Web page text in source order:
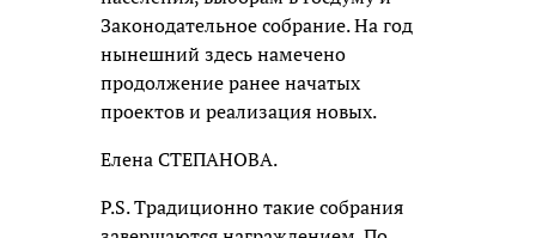
Законодательное собрание. На год
нынешний здесь намечено
продолжение ранее начатых
проектов и реализация новых.
Елена СТЕПАНОВА.
P.S. Традиционно такие собрания